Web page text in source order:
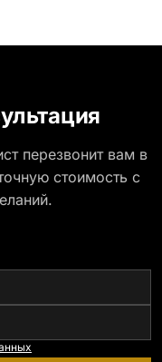
перезвонит вам в
стоимость с